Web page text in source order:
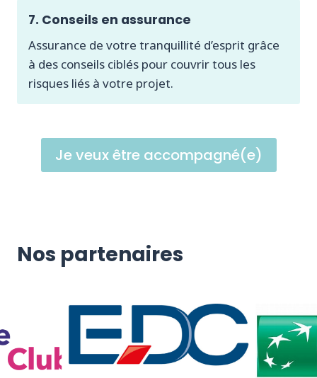
7. Conseils en assurance
Assurance de votre tranquillité d’esprit grâce
à des conseils ciblés pour couvrir tous les
risques liés à votre projet.
Je veux être accompagné(e)
Nos partenaires